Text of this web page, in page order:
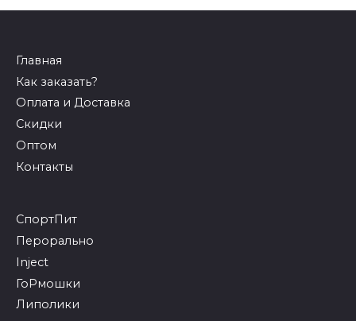
Главная
Как заказать?
Оплата и Доставка
Скидки
Оптом
Контакты
СпортПит
Перорально
Inject
ГоРмошки
Липолики